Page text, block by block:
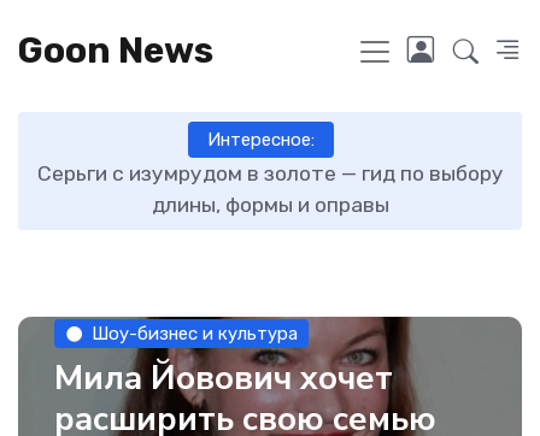
Goon News
Интересное:
Серьги с изумрудом в золоте — гид по выбору
длины, формы и оправы
Шоу-бизнес и культура
Мила Йовович хочет
расширить свою семью